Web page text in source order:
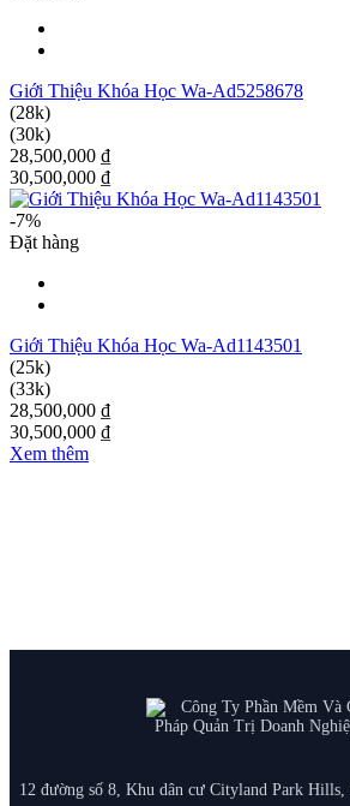
Giới Thiệu Khóa Học Wa-Ad5258678
(28k)
(30k)
28,500,000 ₫
30,500,000 ₫
-7%
Đặt hàng
Giới Thiệu Khóa Học Wa-Ad1143501
(25k)
(33k)
28,500,000 ₫
30,500,000 ₫
Xem thêm
12 đường số 8, Khu dân cư Cityland Park